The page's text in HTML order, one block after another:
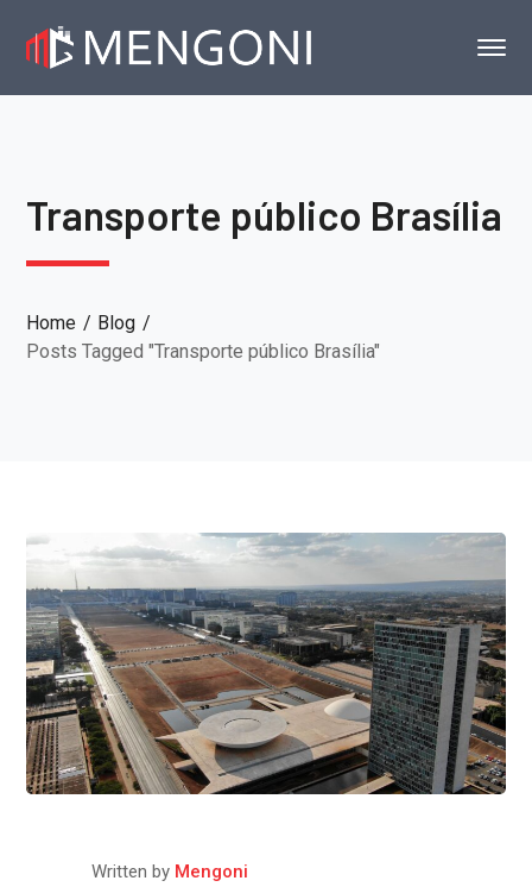
Transporte público Brasília
Home
Blog
Posts Tagged "Transporte público Brasília"
Written by Mengoni